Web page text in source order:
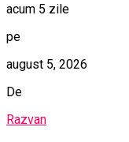
acum 5 zile
pe
august 5, 2026
De
Razvan